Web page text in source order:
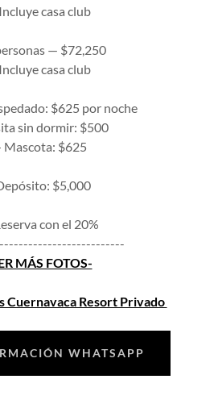
casa club
— $72,250
casa club
$625 por noche
sin dormir: $500
Mascota: $625
$5,000
con el 20%
MÁS FOTOS-
Cuernavaca Resort Privado
WHATSAPP